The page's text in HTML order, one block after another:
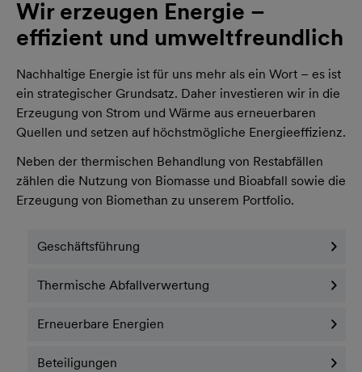
Wir erzeugen Energie –
effizient und umweltfreundlich
Nachhaltige Energie ist für uns mehr als ein Wort – es ist
ein strategischer Grundsatz. Daher investieren wir in die
Erzeugung von Strom und Wärme aus erneuerbaren
Quellen und setzen auf höchstmögliche Energieeffizienz.
Neben der thermischen Behandlung von Restabfällen
zählen die Nutzung von Biomasse und Bioabfall sowie die
Erzeugung von Biomethan zu unserem Portfolio.
Geschäftsführung
Thermische Abfallverwertung
Erneuerbare Energien
Beteiligungen